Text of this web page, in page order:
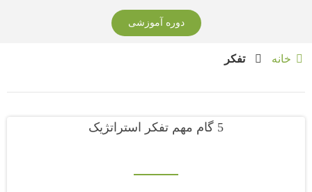
دوره آموزشی
خانه تفکر
5 گام مهم تفکر استراتژیک